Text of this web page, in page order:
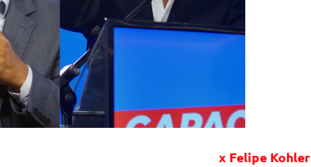
x Felipe Kohler